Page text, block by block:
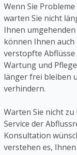
Wenn Sie
warten Sie nicht
Ihnen
können Ihnen
verstopfte
Wartung und
länger frei bleiben
verhindern.
Warten Sie nicht zu
Service der
Konsultation
verstehen es,